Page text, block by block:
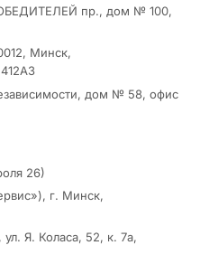
пр., дом № 100,
Минск,
дом № 58, офис
26)
г. Минск,
Я. Коласа, 52, к. 7а,